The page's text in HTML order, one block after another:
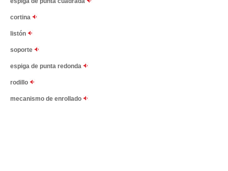
cortina
listón
soporte
espiga de punta redonda
rodillo
mecanismo de enrollado